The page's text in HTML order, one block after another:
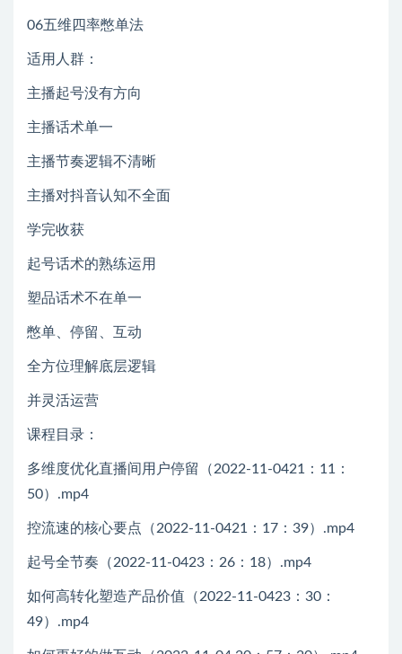
06五维四率憋单法
适用人群：
主播起号没有方向
主播话术单一
主播节奏逻辑不清晰
主播对抖音认知不全面
学完收获
起号话术的熟练运用
塑品话术不在单一
憋单、停留、互动
全方位理解底层逻辑
并灵活运营
课程目录：
多维度优化直播间用户停留（2022-11-0421：11：
50）.mp4
控流速的核心要点（2022-11-0421：17：39）.mp4
起号全节奏（2022-11-0423：26：18）.mp4
如何高转化塑造产品价值（2022-11-0423：30：
49）.mp4